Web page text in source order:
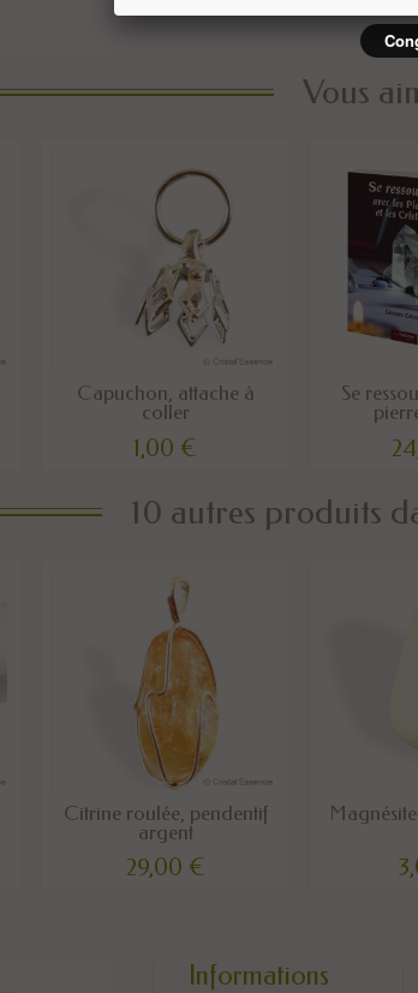
Vous
Capuchon, attache à
coller
1,00 €
Se
10 autres produits
Citrine roulée, pendentif
argent
29,00 €
Informations